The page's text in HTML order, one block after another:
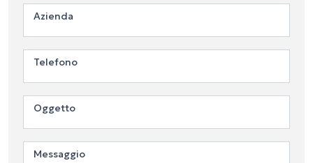
Azienda
Telefono
Oggetto
Messaggio